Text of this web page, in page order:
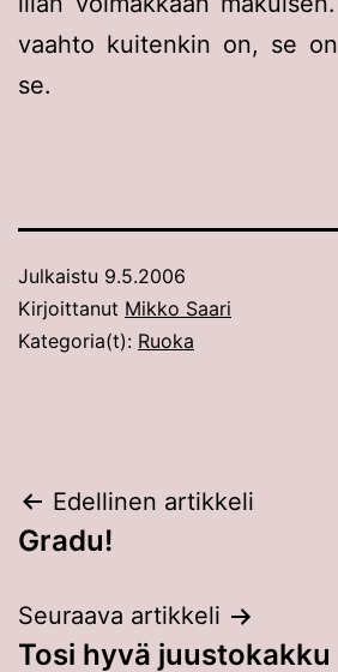
vaahto kuitenkin on, se
se.
Julkaistu 9.5.2006
Kirjoittanut Mikko Saari
Kategoria(t): Ruoka
Artikkelien
selaus
Edellinen artikkeli
Gradu!
Seuraava artikkeli
Tosi hyvä juustokakku